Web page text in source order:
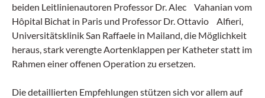
beiden Leitlinienautoren Professor Dr. Alec Vahanian vom
Hôpital Bichat in Paris und Professor Dr. Ottavio Alfieri,
Universitätsklinik San Raffaele in Mailand, die Möglichkeit
heraus, stark verengte Aortenklappen per Katheter statt im
Rahmen einer offenen Operation zu ersetzen.
Die detaillierten Empfehlungen stützen sich vor allem auf